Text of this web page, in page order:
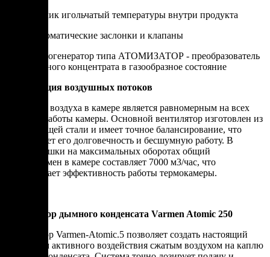
Датчик игольчатый температуры внутри продукта
Автоматические заслонки и клапаны
Дымогенератор типа АТОМИЗАТОР - преобразователь
дымного концентрата в газообразное состояние
Организация воздушных потоков
Движение воздуха в камере является равномерным на всех
режимах работы камеры. Основной вентилятор изготовлен из
нержавеющей стали и имеет точное балансирование, что
гарантирует его долговечность и бесшумную работу. В
режиме сушки на максимальных оборотах общий
воздухообмен в камере составляет 7000 м3/час, что
обеспечивает эффективность работы термокамеры.
Атомизатор дымного конденсата Varmen Atomic 250
Атомизатор Varmen-Atomic.5 позволяет создать настоящий
дым путем активного воздействия сжатым воздухом на каплю